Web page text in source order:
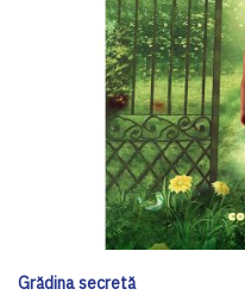
Grădina secretă